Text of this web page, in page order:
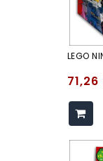
LEGO
71,26